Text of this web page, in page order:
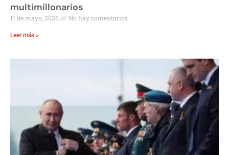
multimillonarios
11 de mayo, 2026 No hay comentarios
Leer más »